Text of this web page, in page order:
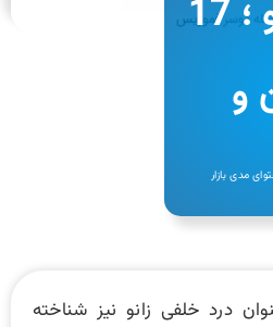
درد پشت زانو ؛ 17
و
مدی بازار
درد خلفی زانو نیز شناخته